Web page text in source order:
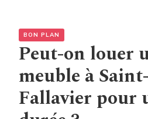
BON PLAN
Peut-on louer
meuble à
Fallavier pour